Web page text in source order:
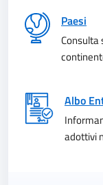
Paesi
Albo
adottivi